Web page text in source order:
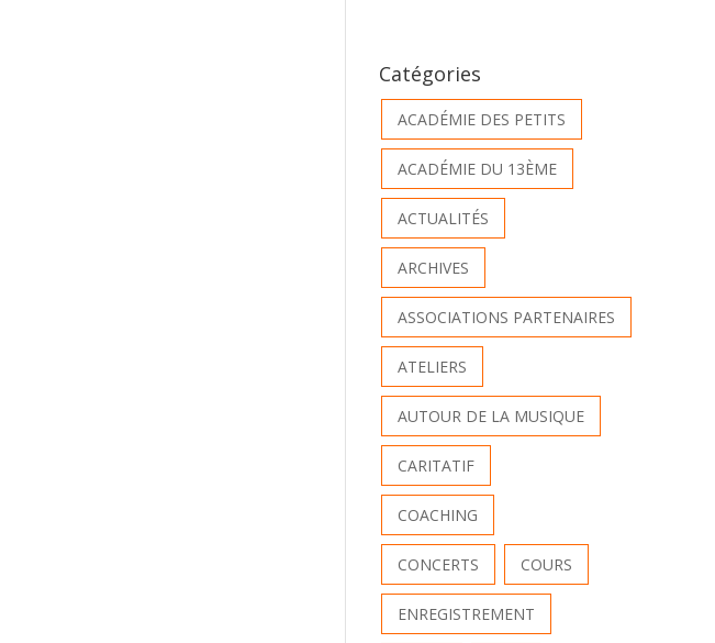
Catégories
ACADÉMIE DES PETITS
ACADÉMIE DU 13ÈME
ACTUALITÉS
ARCHIVES
ASSOCIATIONS PARTENAIRES
ATELIERS
AUTOUR DE LA MUSIQUE
CARITATIF
COACHING
CONCERTS COURS
ENREGISTREMENT